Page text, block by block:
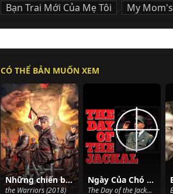
Bạn Trai Mới Của Mẹ Tôi , My
CÓ THỂ BẢN MUỐN XEM
Những chiến binh
the Warriors (2018)
Ngày Của Chó Rừng
The Day of the Jackal (1973)